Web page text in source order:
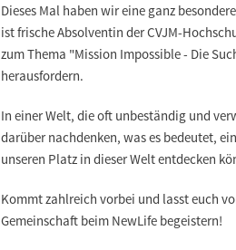
Dieses Mal haben wir eine ganz
ist frische Absolventin der CVJM-
zum Thema "Mission Impossible - Die
herausfordern.
In einer Welt, die oft unbeständig und
darüber nachdenken, was es bedeutet,
unseren Platz in dieser Welt entdecken
Kommt zahlreich vorbei und lasst euch
Gemeinschaft beim NewLife begeistern!